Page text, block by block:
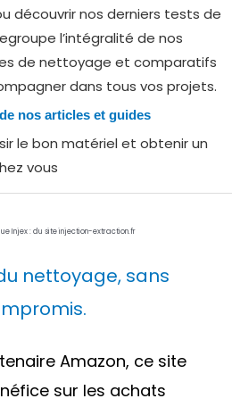
découvrir nos derniers tests de
l’intégralité de nos
de nettoyage et comparatifs
dans tous vos projets.
nos articles et guides
le bon matériel et obtenir un
vous
nettoyage, sans
Amazon, ce site
sur les achats